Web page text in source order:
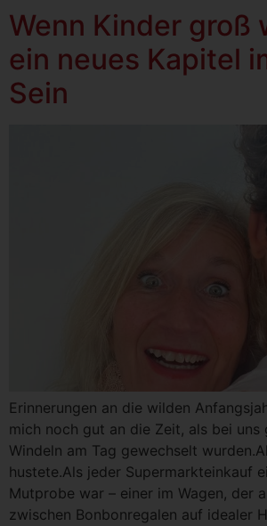
Wenn Kinder groß
ein neues Kapitel
Sein
Erinnerungen an die wilden
mich noch gut an die Zeit, als bei uns
Windeln am Tag gewechselt
hustete.Als jeder Supermarkteinkauf
Mutprobe war – einer im Wagen, der
zwischen Bonbonregalen auf idealer